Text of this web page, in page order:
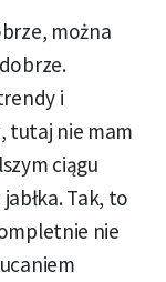
można
i
tutaj nie mam
ciągu
Tak, to
nie